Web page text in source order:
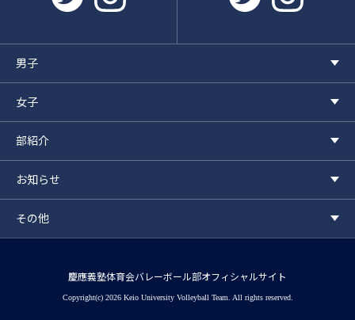
男子
女子
部紹介
お知らせ
その他
慶應義塾体育会バレーボール部オフィシャルサイト
Copyright(c) 2026 Keio University Volleyball Team. All rights reserved.